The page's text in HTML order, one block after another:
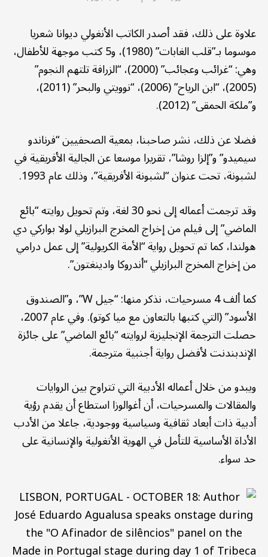
علاوة على ذلك، فقد أصدر الكاتب الأنغولي ديوانا شعريا
موسوما بـ”قلب الغابات” (1980)، و5 كتب موجهة للأطفال،
وهي: “غرائب وعجائب” (2000)، “الزرافة تلتهم النجوم”
(2005)، “ابن الرياح” (2006)، “نوويتي والبحر” (2011)،
و”ملكة الحمقى” (2012).
فضلا عن ذلك، نشر صاحبنا، بمعية الصحفيين “فرناندو
سيميدو” و”إلزا روشا”، تقريرا موسعا عن الجالية الأفريقية في
لشبونة، تحت عنوان “لشبونة الأفريقية”، وذلك عام 1993.
وقد ترجمت أعماله إلى نحو 30 لغة، وتم تحويل روايته “بائع
الماضي” إلى فيلم من إخراج المخرج البرازيلي لولا بواركي دي
هولندا، كما تم تحويل رواية “الأمة الكريولية” إلى عمل درامي
من إخراج المخرج البرازيلي “أندروكا وادينغتون”.
كما ألف 4 مسرحيات، نذكر منها: “جيل W”، و”الصندوق
الأسود” (التي كتبها بالتعاون مع ميا كوتو). وفي عام 2007،
حصلت الترجمة الإنجليزية لروايته “بائع الماضي” على جائزة
الإندبندنت لأفضل رواية أجنبية مترجمة.
ويبدو من خلال أعماله الأدبية التي تتراوح بين الروايات
والمقالات والمسرحيات، أن أغوالوزا استطاع أن يقدم رؤية
أدبية ذات أبعاد ثقافية وسياسية ووجودية، جاعلا من الأدب
الأداة الأساسية للتأمل في الهوية الأنغولية والإنسانية على
حد سواء.